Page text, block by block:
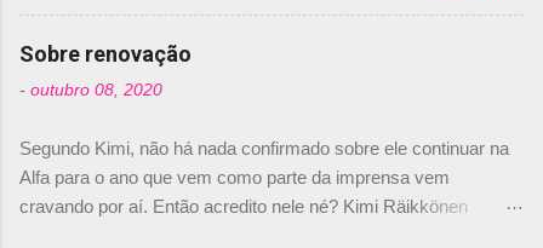
comprado 15% das ações da Campos, dando,
com isso, um lugar no time a Nelsinho Piquet,
foi esclarecida de uma vez por todas por
Daniele Audetto, diretor da escuderia. O
não será o companheiro de Bruno Senna em
2010. "Na verdade, nós recebemos uma oferta
de Piquet", admitiu Audetto. “Mas depois de ter
Sobre renovação
- outubro 08, 2020
Segundo Kimi, não há nada confirmado sobre ele continuar na
Alfa para o ano que vem como parte da imprensa vem
cravando por aí. Então acredito nele né? Kimi Räikkönen